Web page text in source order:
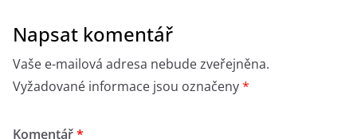
Napsat komentář
Vaše e-mailová adresa nebude zveřejněna.
Vyžadované informace jsou označeny*
Komentář*